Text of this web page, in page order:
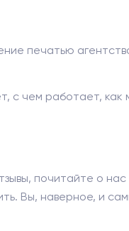
печатью
с чем работает, как
почитайте о
Вы, наверное, и